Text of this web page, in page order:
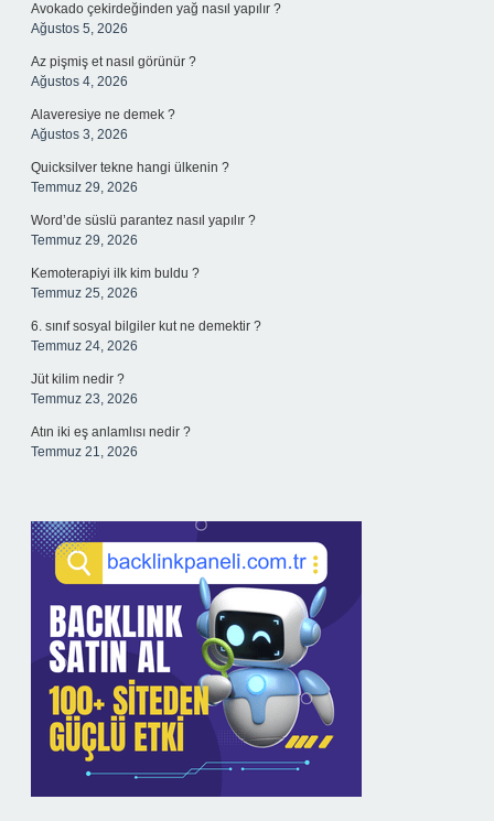
Avokado çekirdeğinden yağ nasıl yapılır ?
Ağustos 5, 2026
Az pişmiş et nasıl görünür ?
Ağustos 4, 2026
Alaveresiye ne demek ?
Ağustos 3, 2026
Quicksilver tekne hangi ülkenin ?
Temmuz 29, 2026
Word’de süslü parantez nasıl yapılır ?
Temmuz 29, 2026
Kemoterapiyi ilk kim buldu ?
Temmuz 25, 2026
6. sınıf sosyal bilgiler kut ne demektir ?
Temmuz 24, 2026
Jüt kilim nedir ?
Temmuz 23, 2026
Atın iki eş anlamlısı nedir ?
Temmuz 21, 2026